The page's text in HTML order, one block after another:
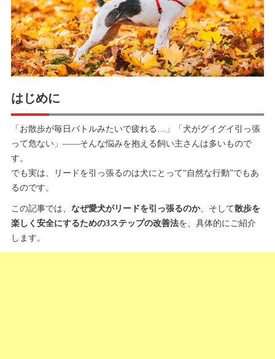
はじめに
「お散歩が毎日バトルみたいで疲れる…」「犬がグイグイ引っ張
って危ない」——そんな悩みを抱える飼い主さんは多いもので
す。
でも実は、リードを引っ張るのは犬にとって“自然な行動”でもあ
るのです。
この記事では、 なぜ愛犬がリードを引っ張るのか、そして散歩を
楽しく安全にするための3ステップの改善法を、具体的にご紹介
します。